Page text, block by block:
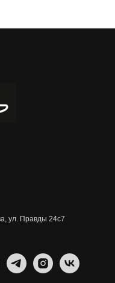
ул. Правды 24с7